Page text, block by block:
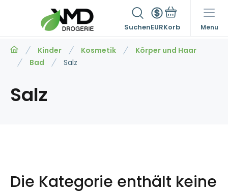
SuchenEUR Menu
Kinder Kosmetik
Körper und Haar
Bad
Salz
Salz
Die Kategorie enthält keine